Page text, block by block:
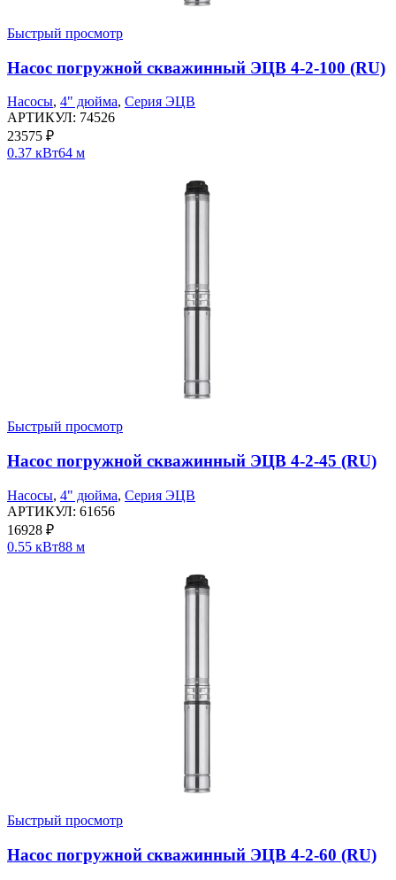
Быстрый просмотр
Насос погружной скважинный ЭЦВ 4-2-100 (RU)
Насосы, 4" дюйма, Серия ЭЦВ
АРТИКУЛ: 74526
23575 ₽
0.37 кВт64 м
Быстрый просмотр
Насос погружной скважинный ЭЦВ 4-2-45 (RU)
Насосы, 4" дюйма, Серия ЭЦВ
АРТИКУЛ: 61656
16928 ₽
0.55 кВт88 м
Быстрый просмотр
Насос погружной скважинный ЭЦВ 4-2-60 (RU)